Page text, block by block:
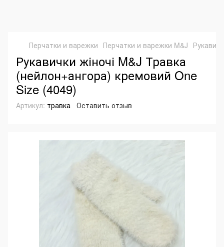
Перчатки и варежки Перчатки и варежки M&J
Рукавички жіночі M&J Травка
(нейлон+ангора) кремовий One
Size (4049)
Артикул: травка Оставить отзыв